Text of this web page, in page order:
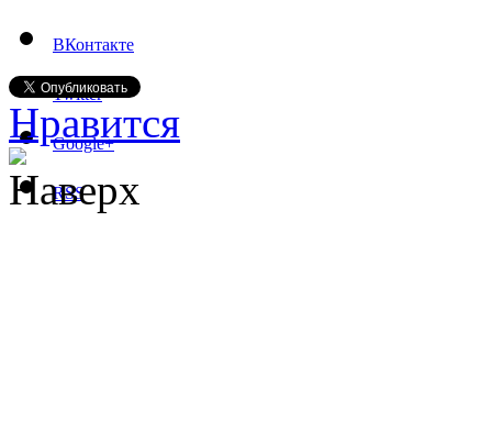
ВКонтакте
Twitter
Google+
RSS
Нравится
Наверх